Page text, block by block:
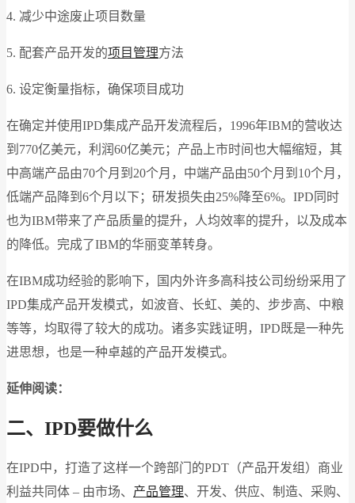
4. 减少中途废止项目数量
5. 配套产品开发的项目管理方法
6. 设定衡量指标，确保项目成功
在确定并使用IPD集成产品开发流程后，1996年IBM的营收达
到770亿美元，利润60亿美元；产品上市时间也大幅缩短，其
中高端产品由70个月到20个月，中端产品由50个月到10个月，
低端产品降到6个月以下；研发损失由25%降至6%。IPD同时
也为IBM带来了产品质量的提升，人均效率的提升，以及成本
的降低。完成了IBM的华丽变革转身。
在IBM成功经验的影响下，国内外许多高科技公司纷纷采用了
IPD集成产品开发模式，如波音、长虹、美的、步步高、中粮
等等，均取得了较大的成功。诸多实践证明，IPD既是一种先
进思想，也是一种卓越的产品开发模式。
延伸阅读：
二、IPD要做什么
在IPD中，打造了这样一个跨部门的PDT（产品开发组）商业
利益共同体 – 由市场、 产品管理、开发、供应、制造、采购、